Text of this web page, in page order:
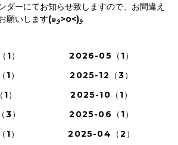
ダーにてお知らせ致しますので、お間違え
のない様、ご確認をお願いします(๑و>o<)و
）
2026-05（1）
）
2025-12（3）
）
2025-10（1）
）
2025-06（1）
）
2025-04（2）